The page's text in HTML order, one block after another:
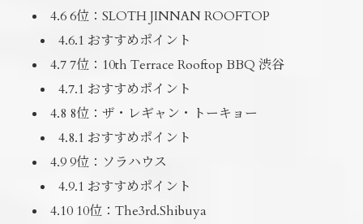
4.6 6位：SLOTH JINNAN ROOFTOP
4.6.1 おすすめポイント
4.7 7位：10th Terrace Rooftop BBQ 渋谷
4.7.1 おすすめポイント
4.8 8位：ザ・レギャン・トーキョー
4.8.1 おすすめポイント
4.9 9位：ソラハウス
4.9.1 おすすめポイント
4.10 10位：The3rd.Shibuya